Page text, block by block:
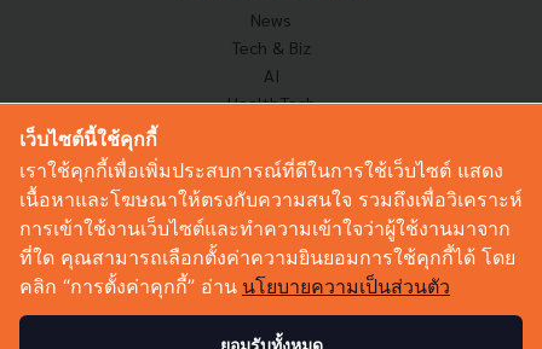
News
Tech & Biz
AI
HealthTech
Corp Innov
Saucy Thoughts
Sustainable
Videos
Podcast
เว็บไซต์นี้ใช้คุกกี้
เราใช้คุกกี้เพื่อเพิ่มประสบการณ์ที่ดีในการใช้เว็บไซต์ แสดง
เนื้อหาและโฆษณาให้ตรงกับความสนใจ รวมถึงเพื่อวิเคราะห์
การเข้าใช้งานเว็บไซต์และทำความเข้าใจว่าผู้ใช้งานมาจาก
ที่ใด คุณสามารถเลือกตั้งค่าความยินยอมการใช้คุกกี้ได้ โดย
คลิก “การตั้งค่าคุกกี้” อ่าน นโยบายความเป็นส่วนตัว
ยอมรับทั้งหมด